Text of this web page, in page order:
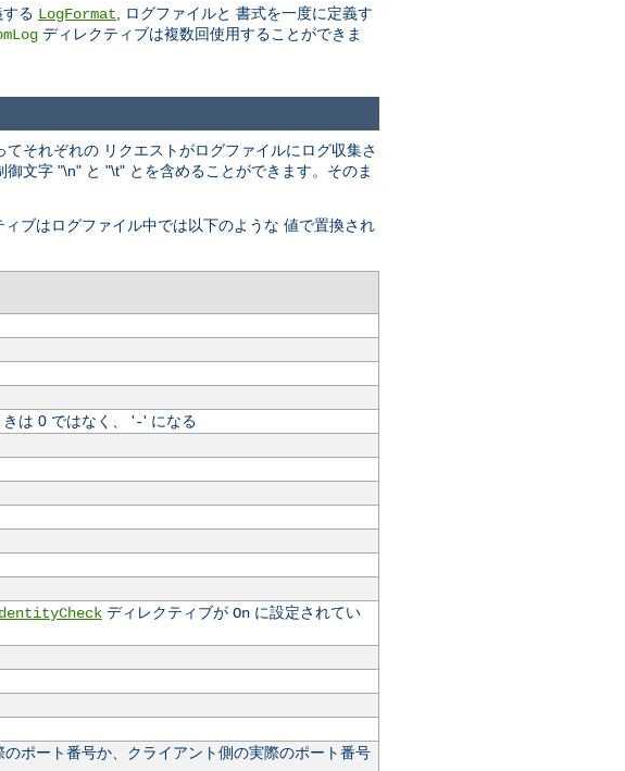
る LogFormat, ログファイルと 書式を一度に定義す
ディレクティブは複数回使用することができま
それぞれの リクエストがログファイルにログ収集さ
文字 "\n" と "\t" とを含めることができます。そのま
ブはログファイル中では以下のような 値で置換され
きは 0 ではなく、 '-' になる
ディレクティブが Onに設定されてい
ポート番号か、クライアント側の実際のポート番号